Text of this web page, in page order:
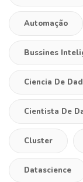
Automação
Bussines
Ciencia De
Cientista De
Cluster
Datascience